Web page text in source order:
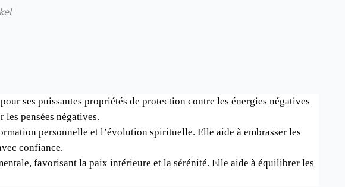
ses puissantes propriétés de protection contre les énergies négatives
pensées négatives.
personnelle et l’évolution spirituelle. Elle aide à embrasser les
confiance.
favorisant la paix intérieure et la sérénité. Elle aide à équilibrer les